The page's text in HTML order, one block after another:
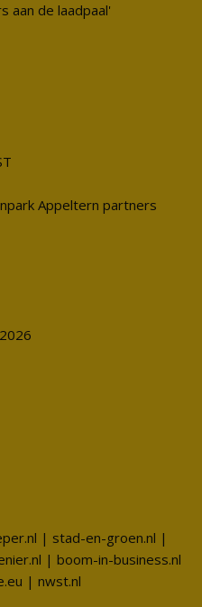
aan de laadpaal'
Appeltern partners
| stad-en-groen.nl |
| boom-in-business.nl
| nwst.nl